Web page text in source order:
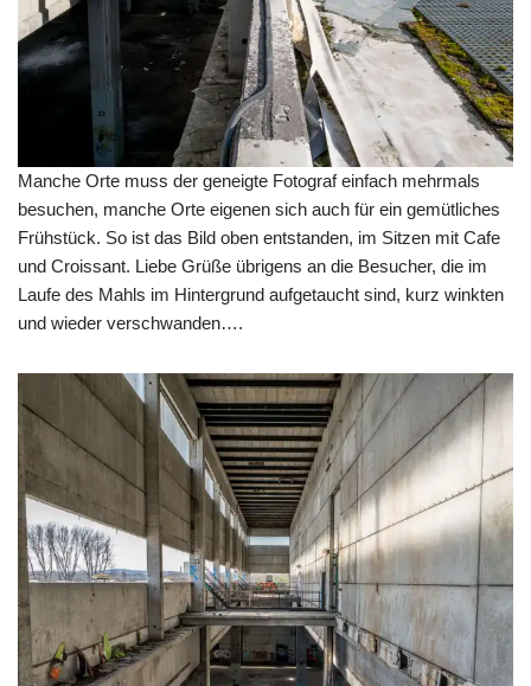
Manche Orte muss der geneigte Fotograf einfach mehrmals
besuchen, manche Orte eigenen sich auch für ein gemütliches
Frühstück. So ist das Bild oben entstanden, im Sitzen mit Cafe
und Croissant. Liebe Grüße übrigens an die Besucher, die im
Laufe des Mahls im Hintergrund aufgetaucht sind, kurz winkten
und wieder verschwanden….